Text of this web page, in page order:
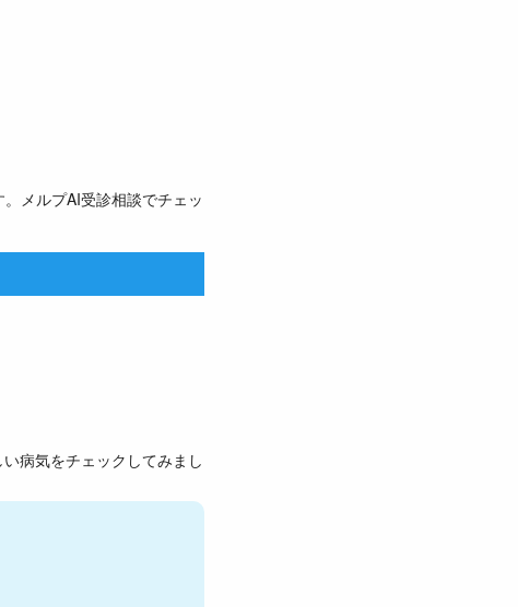
メルプAI受診相談でチェッ
病気をチェックしてみまし